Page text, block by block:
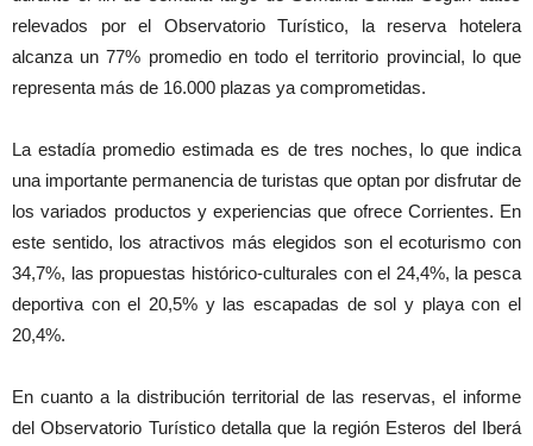
relevados por el Observatorio Turístico, la reserva hotelera
alcanza un 77% promedio en todo el territorio provincial, lo que
representa más de 16.000 plazas ya comprometidas.
La estadía promedio estimada es de tres noches, lo que indica
una importante permanencia de turistas que optan por disfrutar de
los variados productos y experiencias que ofrece Corrientes. En
este sentido, los atractivos más elegidos son el ecoturismo con
34,7%, las propuestas histórico-culturales con el 24,4%, la pesca
deportiva con el 20,5% y las escapadas de sol y playa con el
20,4%.
En cuanto a la distribución territorial de las reservas, el informe
del Observatorio Turístico detalla que la región Esteros del Iberá